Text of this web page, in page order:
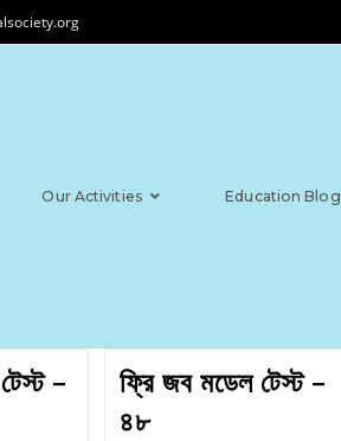
Our Activities Education Blog
–
ফ্রি জব মডেল টেস্ট –
৪৮